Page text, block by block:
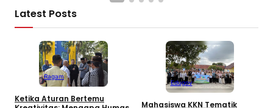
Latest Posts
Ragam
Ketika Aturan Bertemu
Edugov
Mahasiswa KKN Tematik